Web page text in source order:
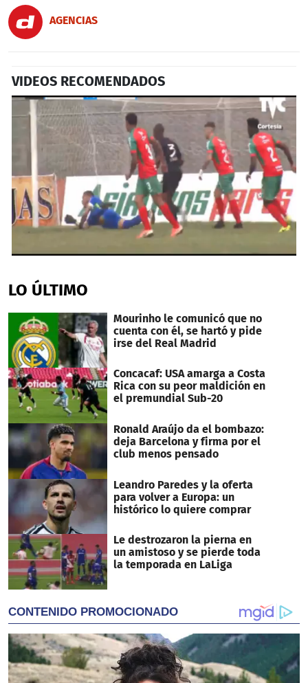
AGENCIAS
VIDEOS RECOMENDADOS
of
1
34
seconds
LO ÚLTIMO
Mourinho le comunicó que no
cuenta con él, se hartó y pide
irse del Real Madrid
Concacaf: USA amarga a Costa
Rica con su peor maldición en
el premundial Sub-20
Ronald Araújo da el bombazo:
deja Barcelona y firma por el
club menos pensado
Leandro Paredes y la oferta
para volver a Europa: un
histórico lo quiere comprar
Le destrozaron la pierna en
un amistoso y se pierde toda
la temporada en LaLiga